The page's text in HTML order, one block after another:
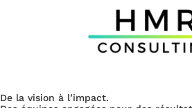
De la vision à l’impact.